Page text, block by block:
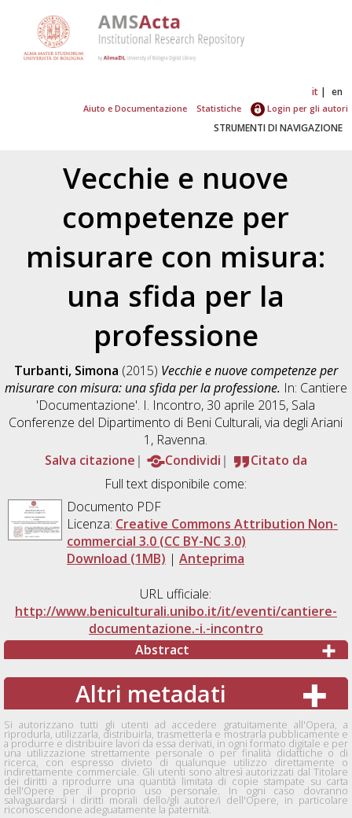
it en
Aiuto e Documentazione Statistiche Login per gli autori
STRUMENTI DI NAVIGAZIONE
Vecchie e nuove
competenze per
misurare con misura:
una sfida per la
professione
Turbanti, Simona (2015) Vecchie e nuove competenze per
misurare con misura: una sfida per la professione. In: Cantiere
'Documentazione'. I. Incontro, 30 aprile 2015, Sala
Conferenze del Dipartimento di Beni Culturali, via degli Ariani
1, Ravenna.
Salva citazione
Condividi
Citato da
Full text disponibile come:
Documento PDF
Licenza: Creative Commons Attribution Non-
commercial 3.0 (CC BY-NC 3.0)
Download (1MB) | Anteprima
URL ufficiale:
http://www.beniculturali.unibo.it/it/eventi/cantiere-
documentazione.-i.-incontro
Abstract
Altri metadati
Si autorizzano tutti gli utenti ad accedere gratuitamente all'Opera, a
riprodurla, utilizzarla, distribuirla, trasmetterla e mostrarla pubblicamente e
a produrre e distribuire lavori da essa derivati, in ogni formato digitale e per
una utilizzazione strettamente personale o per finalità didattiche o di
ricerca, con espresso divieto di qualunque utilizzo direttamente o
indirettamente commerciale. Gli utenti sono altresì autorizzati dal Titolare
dei diritti a riprodurre una quantità limitata di copie stampate su carta
dell'Opere per il proprio uso personale. In ogni caso dovranno
salvaguardarsi i diritti morali dello/gli autore/i dell'Opere, in particolare
riconoscendone adeguatamente la paternità.